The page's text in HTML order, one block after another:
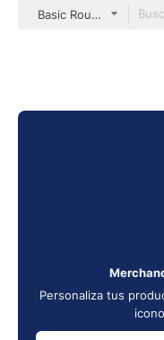
Basic Rounded Flat
Personaliza tus